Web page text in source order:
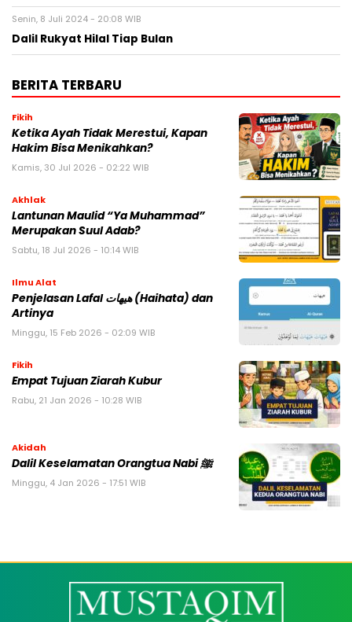
Senin, 8 Juli 2024 - 20:08 WIB
Dalil Rukyat Hilal Tiap Bulan
BERITA TERBARU
Fikih
Ketika Ayah Tidak Merestui, Kapan
Hakim Bisa Menikahkan?
Kamis, 30 Jul 2026 - 02:22 WIB
Akhlak
Lantunan Maulid “Ya Muhammad”
Merupakan Suul Adab?
Sabtu, 18 Jul 2026 - 10:14 WIB
Ilmu Alat
Penjelasan Lafal هيهات (Haihata) dan
Artinya
Minggu, 15 Feb 2026 - 02:09 WIB
Fikih
Empat Tujuan Ziarah Kubur
Rabu, 21 Jan 2026 - 10:28 WIB
Akidah
Dalil Keselamatan Orangtua Nabi ﷺ
Minggu, 4 Jan 2026 - 17:51 WIB